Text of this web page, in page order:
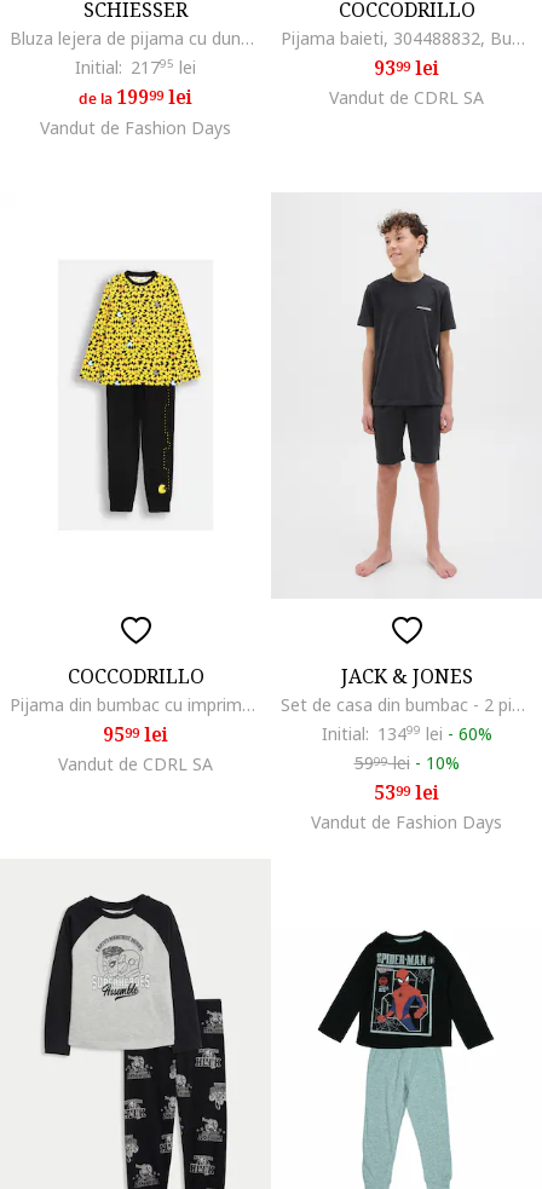
SCHIESSER
Bluza lejera de pijama cu dungi, Negru/Gri
Initial: 21795 lei
de la 19999lei
Vandut de Fashion Days
COCCODRILLO
Pijama baieti, 304488832, Bumbac, 92-98 CM, Negru
9399lei
Vandut de CDRL SA
COCCODRILLO
Pijama din bumbac cu imprimeu grafic
9599lei
Vandut de CDRL SA
JACK & JONES
Set de casa din bumbac - 2 piese, Negru
Initial: 13499 lei - 60%
5999lei - 10%
5399lei
Vandut de Fashion Days